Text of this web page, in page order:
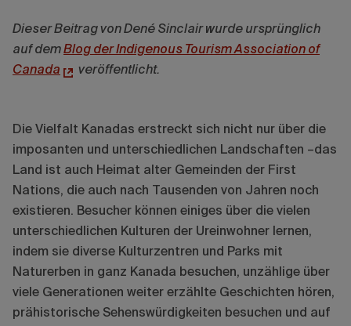
Dieser Beitrag von Dené Sinclair wurde ursprünglich
auf demBlog der Indigenous Tourism Association of
Canada
veröffentlicht.
Die Vielfalt Kanadas erstreckt sich nicht nur über die
imposanten und unterschiedlichen Landschaften –das
Land ist auch Heimat alter Gemeinden der First
Nations, die auch nach Tausenden von Jahren noch
existieren. Besucher können einiges über die vielen
unterschiedlichen Kulturen der Ureinwohner lernen,
indem sie diverse Kulturzentren und Parks mit
Naturerben in ganz Kanada besuchen, unzählige über
viele Generationen weiter erzählte Geschichten hören,
prähistorische Sehenswürdigkeiten besuchen und auf